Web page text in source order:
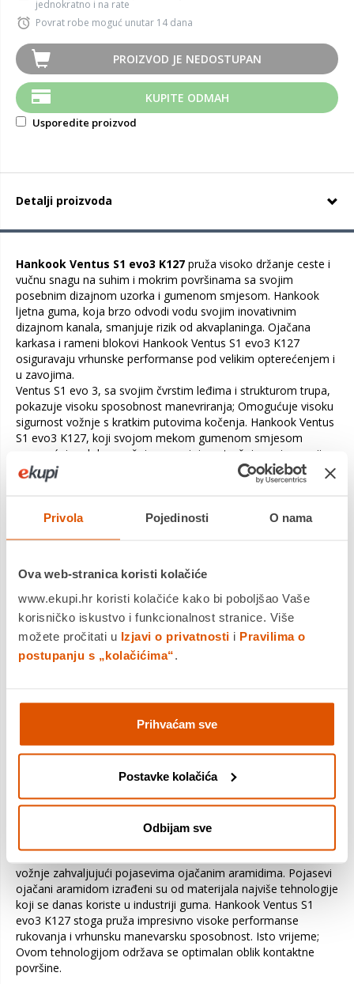
Privola Pojedinosti O nama
Ova web-stranica koristi kolačiće
www.ekupi.hr koristi kolačiće kako bi poboljšao Vaše
korisničko iskustvo i funkcionalnost stranice. Više
možete pročitati u Izjavi o privatnosti i Pravilima o
postupanju s „kolačićima“.
Prihvaćam sve
Postavke kolačića
Odbijam sve
jednokratno i na rate
Povrat robe moguć unutar 14 dana
PROIZVOD JE NEDOSTUPAN
KUPITE ODMAH
Usporedite proizvod
Detalji proizvoda
Hankook Ventus S1 evo3 K127 pruža visoko držanje ceste i
vučnu snagu na suhim i mokrim površinama sa svojim
posebnim dizajnom uzorka i gumenom smjesom. Hankook
ljetna guma, koja brzo odvodi vodu svojim inovativnim
dizajnom kanala, smanjuje rizik od akvaplaninga. Ojačana
karkasa i rameni blokovi Hankook Ventus S1 evo3 K127
osiguravaju vrhunske performanse pod velikim opterećenjem i
u zavojima.
Ventus S1 evo 3, sa svojim čvrstim leđima i strukturom trupa,
pokazuje visoku sposobnost manevriranja; Omogućuje visoku
sigurnost vožnje s kratkim putovima kočenja. Hankook Ventus
S1 evo3 K127, koji svojom mekom gumenom smjesom
omogućuje udobnu vožnju, smanjuje potrošnju goriva svojim
niskim otporom kotrljanja.
sprječava širenje promjera uzrokovano centrifugalnim silama
strane gume u zavojima. Povećava stabilnost tijekom zavoja i
manevara; pruža stabilnost. Na taj način Hankook Ventus S1
evo3 K127 pokazuje puno bolju upravljivost i osigurava sigurnu
- Visoka otpornost na akvaplaning
- Uravnotežena i snažna izvedba u zavojima
- Visoko prianjanje tijekom manevara i skretanja
- Ušteda goriva uz mali otpor kotrljanja
vožnje zahvaljujući pojasevima ojačanim aramidima. Pojasevi
ojačani aramidom izrađeni su od materijala najviše tehnologije
koji se danas koriste u industriji guma. Hankook Ventus S1
evo3 K127 stoga pruža impresivno visoke performanse
rukovanja i vrhunsku manevarsku sposobnost. Isto vrijeme;
Ovom tehnologijom održava se optimalan oblik kontaktne
površine.